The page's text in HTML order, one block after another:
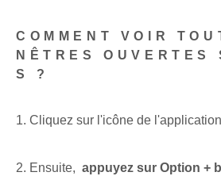
COMMENT VOIR
NÊTRES OUVERTES
S ?
1. Cliquez sur l'icône de
2. Ensuite, ‌ appuyez sur Option ⁢+